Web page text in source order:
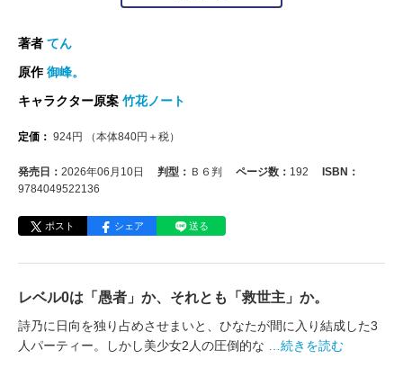
著者 てん
原作御峰。
キャラクター原案 竹花ノート
定価： 924円 （本体840円＋税）
発売日： 2026年06月10日 判型： Ｂ６判 ページ数： 192
ISBN：
9784049522136
ポスト シェア 送る
レベル0は「愚者」か、それとも「救世主」か。
詩乃に日向を独り占めさせまいと、ひなたが間に入り結成した3
人パーティー。しかし美少女2人の圧倒的な
…続きを読む